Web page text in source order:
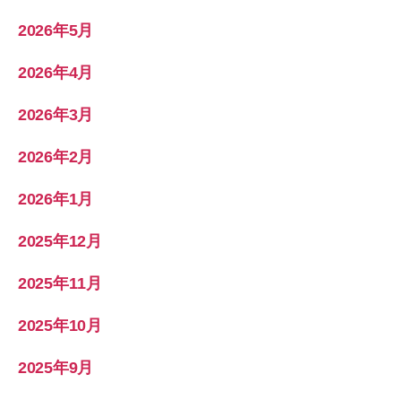
2026年5月
2026年4月
2026年3月
2026年2月
2026年1月
2025年12月
2025年11月
2025年10月
2025年9月